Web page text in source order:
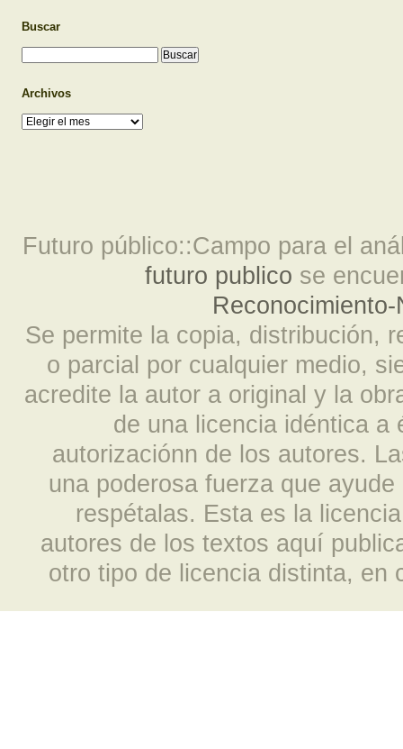
Buscar
Archivos
Archivos
Futuro público::Campo para el
futuro publico se
Se permite la copia, distribución,
o parcial por cualquier medio,
acredite la autor a original y la
de una licencia idéntica a
autorizaciónn de los autores.
una poderosa fuerza que
respétalas. Esta es la
autores de los textos aquí
otro tipo de licencia distinta, en